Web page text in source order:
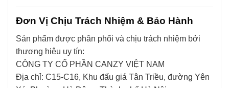
Đơn Vị Chịu Trách Nhiệm & Bảo Hành
Sản phẩm được phân phối và chịu trách nhiệm bởi
thương hiệu uy tín:
CÔNG TY CỔ PHẦN CANZY VIỆT NAM
Địa chỉ: C15-C16, Khu đấu giá Tân Triều, đường Yên